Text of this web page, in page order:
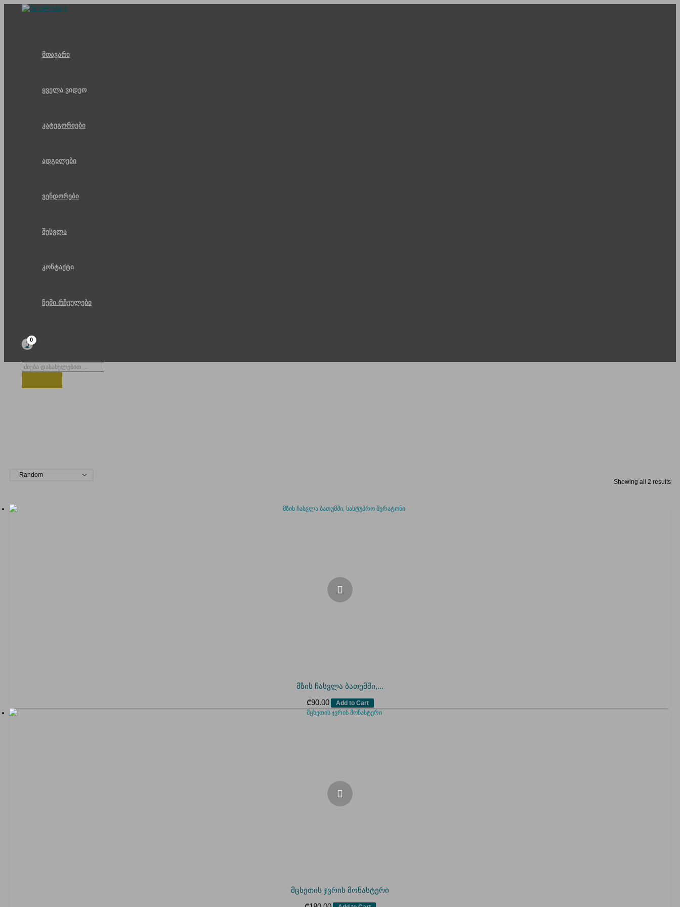
მთავარი
ყველა ვიდეო
კატეგორიები
ადგილები
ვენდორები
შესვლა
კონტაქტი
ჩემი რჩეულები
Products
Showing all 2 results
მზის ჩასვლა ბათუმში,...
₾90.00 Add to Cart
მცხეთის ჯვრის მონასტერი